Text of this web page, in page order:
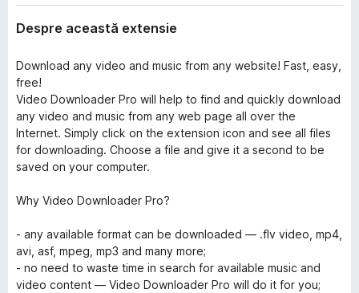
Despre această extensie
Download any video and music from any website! Fast, easy,
free!
Video Downloader Pro will help to find and quickly download
any video and music from any web page all over the
Internet. Simply click on the extension icon and see all files
for downloading. Choose a file and give it a second to be
saved on your computer.
Why Video Downloader Pro?
- any available format can be downloaded — .flv video, mp4,
avi, asf, mpeg, mp3 and many more;
- no need to waste time in search for available music and
video content — Video Downloader Pro will do it for you;